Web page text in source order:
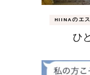
HIINAのエ
ひ